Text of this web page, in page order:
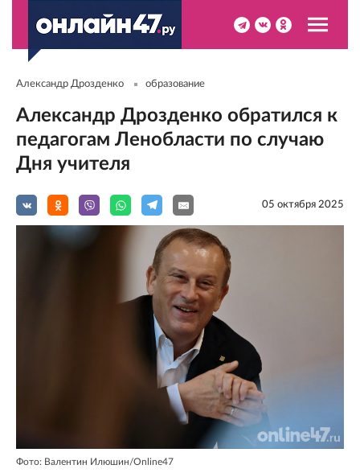
Александр Дрозденко образование
Александр Дрозденко обратился к
педагогам Ленобласти по случаю
Дня учителя
05 октября 2025
Фото: Валентин Илюшин/Online47